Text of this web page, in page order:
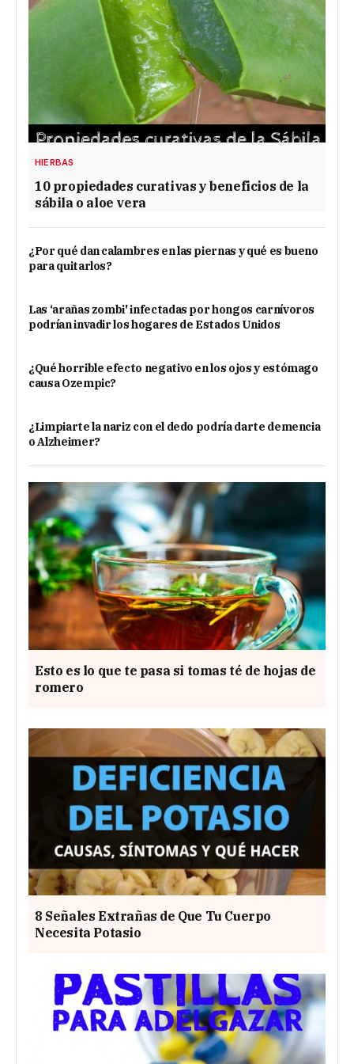
HIERBAS
10 propiedades curativas y beneficios de la
sábila o aloe vera
¿Por qué dan calambres en las piernas y qué es bueno
para quitarlos?
Las ‘arañas zombi' infectadas por hongos carnívoros
podrían invadir los hogares de Estados Unidos
¿Qué horrible efecto negativo en los ojos y estómago
causa Ozempic?
¿Limpiarte la nariz con el dedo podría darte demencia
o Alzheimer?
Esto es lo que te pasa si tomas té de hojas de
romero
8 Señales Extrañas de Que Tu Cuerpo
Necesita Potasio